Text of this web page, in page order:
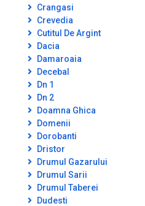
Crangasi
Crevedia
Cutitul De Argint
Dacia
Damaroaia
Decebal
Dn 1
Dn 2
Doamna Ghica
Domenii
Dorobanti
Dristor
Drumul Gazarului
Drumul Sarii
Drumul Taberei
Dudesti